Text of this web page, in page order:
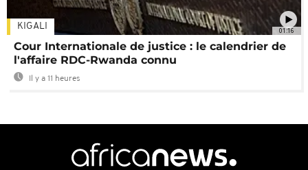
01:16
KIGALI
Cour Internationale de justice : le calendrier de
l'affaire RDC-Rwanda connu
Il y a 11 heures